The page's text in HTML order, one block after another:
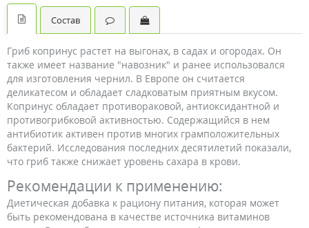
Состав
Гриб копринус растет на выгонах, в садах и огородах. Он
также имеет название "навозник" и ранее использовался
для изготовления чернил. В Европе он считается
деликатесом и обладает сладковатым приятным вкусом.
Копринус обладает противораковой, антиоксидантной и
противогрибковой активностью. Содержащийся в нем
антибиотик активен против многих грамположительных
бактерий. Исследования последних десятилетий показали,
что гриб также снижает уровень сахара в крови.
Рекомендации к применению:
Диетическая добавка к рациону питания, которая может
быть рекомендована в качестве источника витаминов